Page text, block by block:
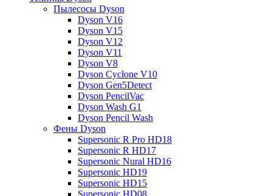
Пылесосы Dyson
Dyson V16
Dyson V15
Dyson V12
Dyson V11
Dyson V8
Dyson Cyclone V10
Dyson Gen5Detect
Dyson PencilVac
Dyson Wash G1
Dyson Pencil Wash
Фены Dyson
Supersonic R Pro HD18
Supersonic R HD17
Supersonic Nural HD16
Supersonic HD19
Supersonic HD15
Supersonic HD08